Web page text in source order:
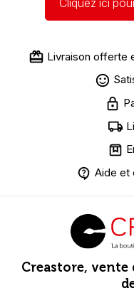
Livraison offerte
Aide et
Creastore,